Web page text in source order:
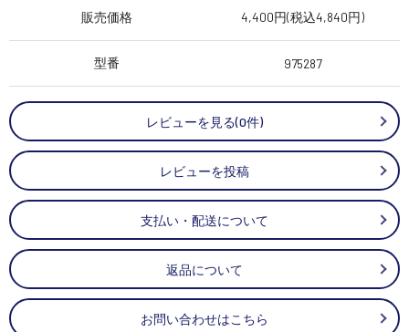
販売価格 4,400円(税込4,840円)
型番 975287
レビューを見る(0件)
レビューを投稿
支払い・配送について
返品について
お問い合わせはこちら